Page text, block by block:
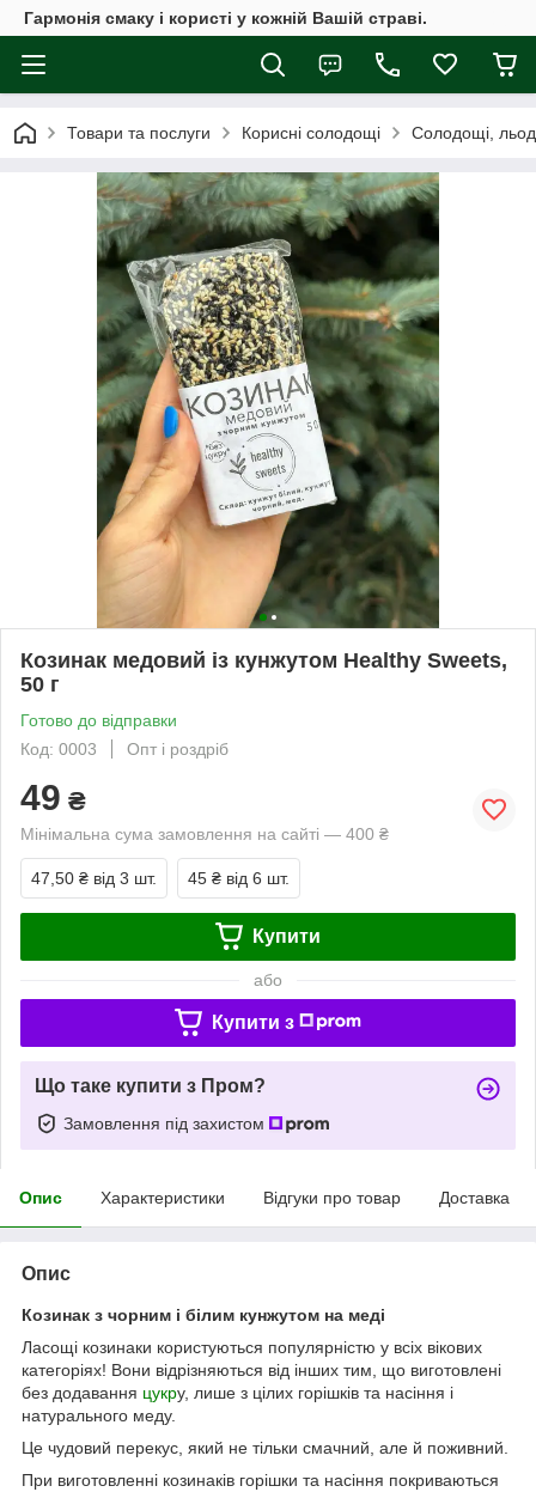
Гармонія смаку і користі у кожній Вашій страві.
Товари та послуги Корисні солодощі Солодощі,
Козинак медовий із кунжутом Healthy Sweets,
50 г
Готово до відправки
Код: 0003
Опт і роздріб
49 ₴
Мінімальна сума замовлення на сайті — 400 ₴
47,50 ₴ від 3 шт. 45 ₴ від 6 шт.
Купити
або
Купити з
Що таке купити з Пром?
Замовлення під захистом
Опис Характеристики Відгуки про товар Доставка
Опис
Козинак з чорним і білим кунжутом на меді
Ласощі козинаки користуються популярністю у всіх вікових
категоріях! Вони відрізняються від інших тим, що виготовлені
без додавання цукру, лише з цілих горішків та насіння і
натурального меду.
Це чудовий перекус, який не тільки смачний, але й поживний.
При виготовленні козинаків горішки та насіння покриваються